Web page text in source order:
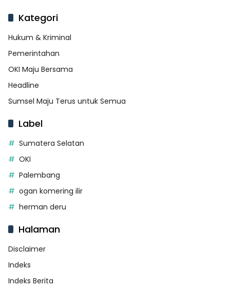
Kategori
Hukum & Kriminal
Pemerintahan
OKI Maju Bersama
Headline
Sumsel Maju Terus untuk Semua
Label
Sumatera Selatan
OKI
Palembang
ogan komering ilir
herman deru
Halaman
Disclaimer
Indeks
Indeks Berita